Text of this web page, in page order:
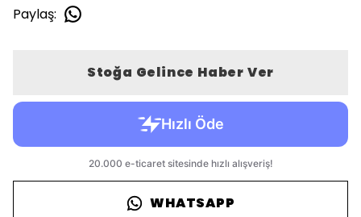
Paylaş:
Stoğa Gelince Haber Ver
WHATSAPP